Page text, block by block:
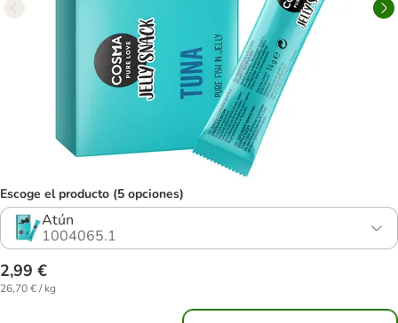
Escoge el producto (5 opciones)
Atún
1004065.1
2,99 €
26,70 € / kg